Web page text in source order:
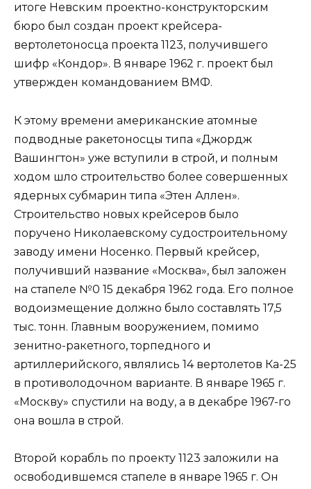
итоге Невским проектно-конструкторским
бюро был создан проект крейсера-
вертолетоносца проекта 1123, получившего
шифр «Кондор». В январе 1962 г. проект был
утвержден командованием ВМФ.
К этому времени американские атомные
подводные ракетоносцы типа «Джордж
Вашингтон» уже вступили в строй, и полным
ходом шло строительство более совершенных
ядерных субмарин типа «Этен Аллен».
Строительство новых крейсеров было
поручено Николаевскому судостроительному
заводу имени Носенко. Первый крейсер,
получивший название «Москва», был заложен
на стапеле №0 15 декабря 1962 года. Его полное
водоизмещение должно было составлять 17,5
тыс. тонн. Главным вооружением, помимо
зенитно-ракетного, торпедного и
артиллерийского, являлись 14 вертолетов Ка-25
в противолодочном варианте. В январе 1965 г.
«Москву» спустили на воду, а в декабре 1967-го
она вошла в строй.
Второй корабль по проекту 1123 заложили на
освободившемся стапеле в январе 1965 г. Он